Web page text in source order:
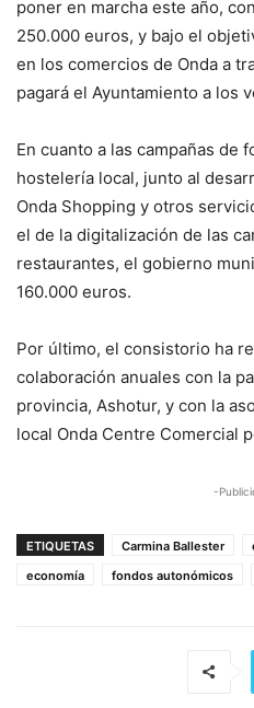
poner en marcha este año,
250.000 euros, y bajo el
en los comercios de Onda a
pagará el Ayuntamiento a los
En cuanto a las campañas de
hostelería local, junto al
Onda Shopping y otros
el de la digitalización de las
restaurantes, el gobierno
160.000 euros.
Por último, el consistorio ha
colaboración anuales con la
provincia, Ashotur, y con la
local Onda Centre Comercial
-
ETIQUETAS Carmina Ballester
economía
fondos autonómicos